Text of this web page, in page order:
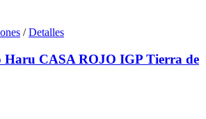
/ Detalles
Haru CASA ROJO IGP Tierra de